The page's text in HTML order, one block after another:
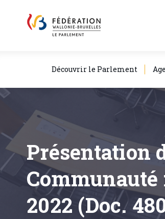
Découvrir le Parlement
Présentation
2022 (Doc.